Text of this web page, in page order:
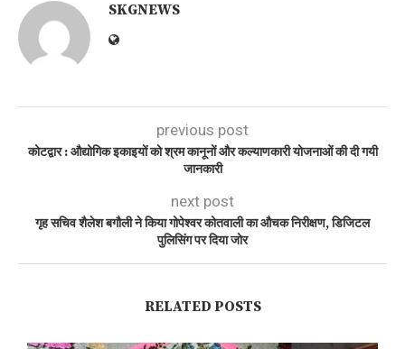
SKGNEWS
previous post
कोटद्वार : औद्योगिक इकाइयों को श्रम कानूनों और कल्याणकारी योजनाओं की दी गयी
जानकारी
next post
गृह सचिव शैलेश बगौली ने किया गोपेश्वर कोतवाली का औचक निरीक्षण, डिजिटल
पुलिसिंग पर दिया जोर
RELATED POSTS